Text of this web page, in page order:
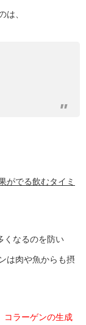
は、
がでる飲むタイミ
くなるのを防い
は肉や魚からも摂
コラーゲンの生成